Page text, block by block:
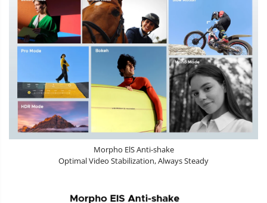
Morpho ElS Anti-shake
Optimal Video Stabilization, Always Steady